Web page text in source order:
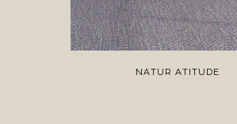
NATUR ATITUDE